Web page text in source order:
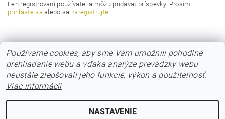
Len registrovaní používatelia môžu pridávať príspevky. Prosím
prihláste sa alebo sazaregistrujte.
Používame cookies, aby sme Vám umožnili pohodlné
prehliadanie webu a vďaka analýze prevádzky webu
neustále zlepšovali jeho funkcie, výkon a použiteľnosť.
Viac informácii
NASTAVENIE